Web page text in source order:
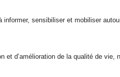
sensibiliser et mobiliser
d’amélioration de la qualité de